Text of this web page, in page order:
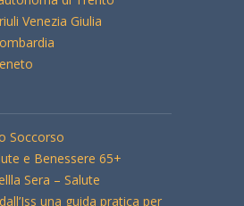
Venezia Giulia
Soccorso
e Benessere 65+
Sera – Salute
una guida pratica per